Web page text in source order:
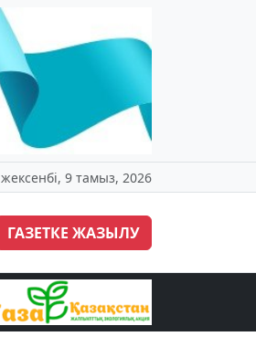
жексенбі, 9 тамыз, 2026
ГАЗЕТКЕ ЖАЗЫЛУ